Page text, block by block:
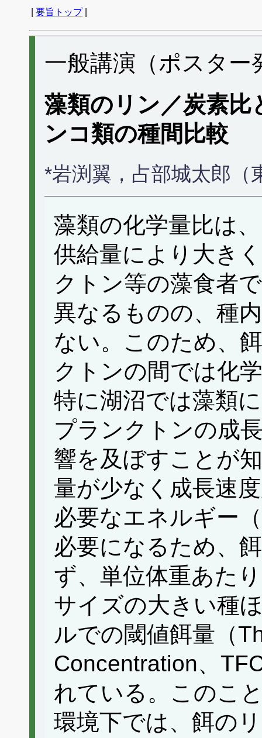
要旨トップ|
一般講演（ポスター
藻類のリン／炭素比
ンコ類の種間比較
*岩渕翼，占部城太郎（
藻類の化学量比は
供給量により大き
クトン等の藻食者
異なるものの、種
ない。このため、
クトンの間では化
特に湖沼では藻類
プランクトンの成
響を及ぼすことが
量が少なく成長速
必要なエネルギー
必要になるため、
ず、単位体重あた
サイズの大きい種
ルでの閾値餌量（
Concentration、
れている。このこ
環境下では、餌の